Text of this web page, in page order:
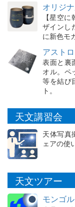
オリジ
【星空
ザインし
に新色モ
アスト
表面と裏
オル。ペ
等を結び
ト。
天文講習会
天体写真
ェアの使
天文ツアー
モンゴ